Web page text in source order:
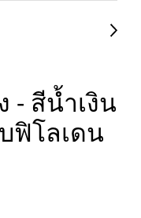
- สีน้ำเงิน
ฟิโลเดน